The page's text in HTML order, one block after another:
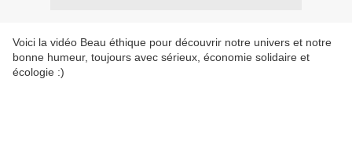
Voici la vidéo Beau éthique pour découvrir notre univers et notre
bonne humeur, toujours avec sérieux, économie solidaire et
écologie :)